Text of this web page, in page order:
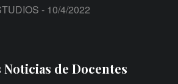
- 10/4/2022
de Docentes